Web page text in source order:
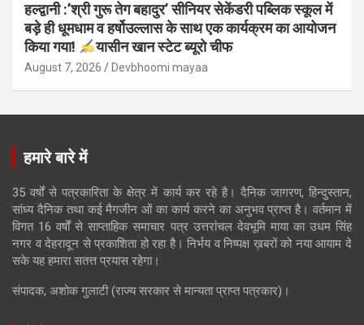
हल्द्वानी :’श्री गुरू तेग बहादुर’ सीनियर सेकेंडरी पब्लिक स्कूल में
बड़े ही धूमधाम व हर्षोउल्लास के साथ एक कार्यक्रम का आयोजन
किया गया!
यासीन खान स्टेट ब्यूरो चीफ
August 7, 2026 Devbhoomi mayaa
हमारे बारे में
35 वर्षों से पत्रकारिता के क्षेत्र में कार्य कर रहे है। दैनिक जागरण, हिन्दुस्तान,
सांध्य दैनिक तथा कई मैगजीन ओं का कार्य करने का अनुभव प्राप्त है। वर्तमान में
विगत 16 वर्षों से साप्ताहिक समाचार पत्र उत्तरांचल देवभूमि माया का उधम सिंह
नगर व देहरादून से प्रकाशिता हो रहा है। निर्भय व निष्पक्ष ख़बरों को नया आयाम दे
सके यह हमारा सतत्त प्रयास रहेगा।
संपादक, अशोक गुलाटी (राज्य सरकार से मान्यता प्राप्त पत्रकार)।